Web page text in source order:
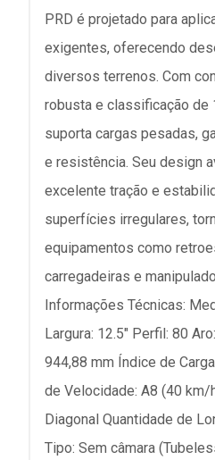
PRD é projetado para
exigentes, oferecendo
diversos terrenos. Com
robusta e classificação de
suporta cargas pesadas,
e resistência. Seu design
excelente tração e
superfícies irregulares,
equipamentos como
carregadeiras e
Informações Técnicas:
Largura: 12.5" Perfil: 80
944,88 mm Índice de
de Velocidade: A8 (40 km/
Diagonal Quantidade de
Tipo: Sem câmara